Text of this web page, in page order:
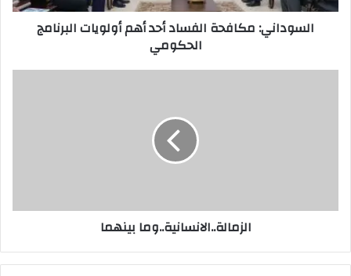
السوداني: مكافحة الفساد أحد أهم أولويات البرنامج
الحكومي
الزمالة..الانسانية..وما بينهما